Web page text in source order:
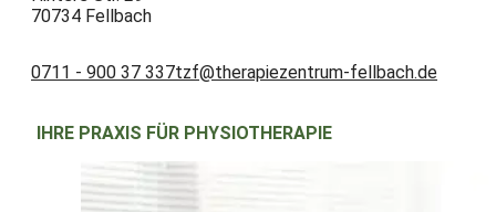
70734 Fellbach
0711 - 900 37 337tzf@therapiezentrum-fellbach.de
IHRE PRAXIS FÜR PHYSIOTHERAPIE